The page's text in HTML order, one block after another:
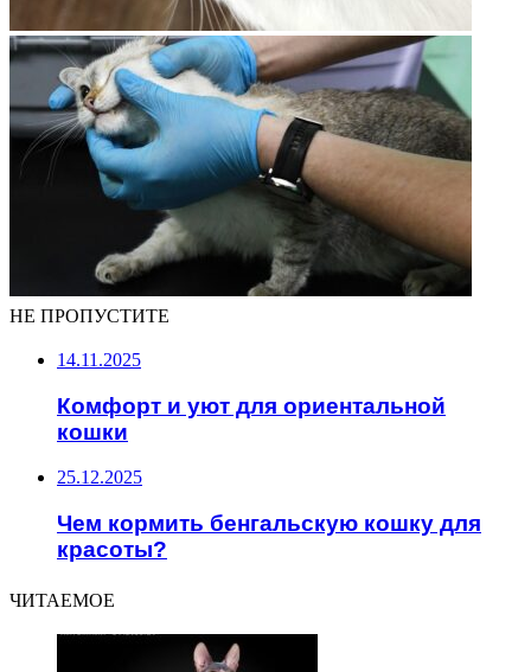
НЕ ПРОПУСТИТЕ
14.11.2025
Комфорт и уют для ориентальной
кошки
25.12.2025
Чем кормить бенгальскую кошку для
красоты?
ЧИТАЕМОЕ